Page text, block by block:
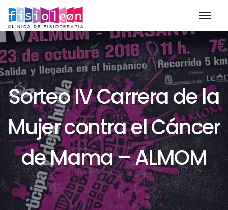
Sorteo IV Carrera de la
Mujer contra el Cáncer
de Mama – ALMOM